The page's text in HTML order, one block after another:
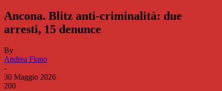
Ancona. Blitz anti-criminalità: due
arresti, 15 denunce
By
Andrea Fiano
-
30 Maggio 2026
200